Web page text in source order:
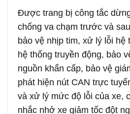
Được trang bị công tắc
chống va chạm trước và
bảo vệ nhịp tim, xử lý lỗi hệ
hệ thống truyền động, bảo
nguồn khẩn cấp, bảo vệ
phát hiện nút CAN trực
và xử lý mức độ lỗi của xe,
nhắc nhở xe giảm tốc đột